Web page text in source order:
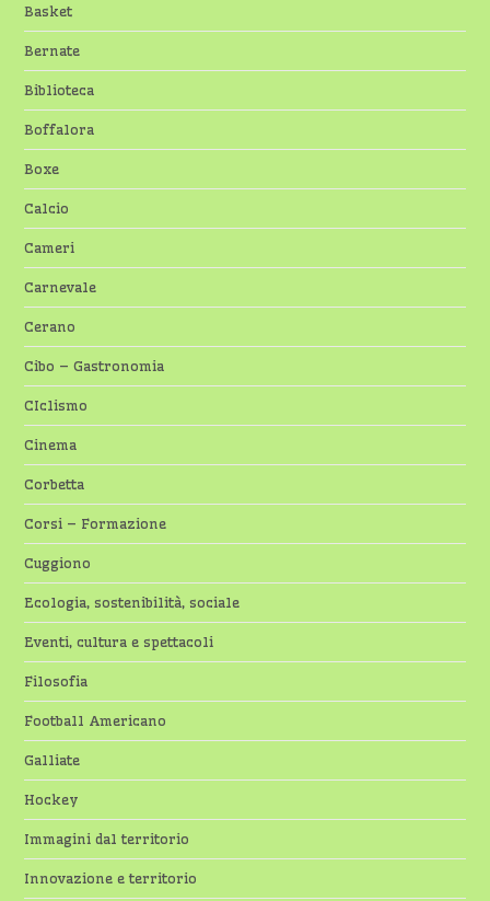
Basket
Bernate
Biblioteca
Boffalora
Boxe
Calcio
Cameri
Carnevale
Cerano
Cibo – Gastronomia
CIclismo
Cinema
Corbetta
Corsi – Formazione
Cuggiono
Ecologia, sostenibilità, sociale
Eventi, cultura e spettacoli
Filosofia
Football Americano
Galliate
Hockey
Immagini dal territorio
Innovazione e territorio